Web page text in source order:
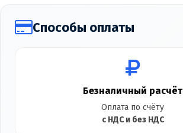
Способы оплаты
Безналичный расчёт
Оплата по счёту
с НДС и без НДС